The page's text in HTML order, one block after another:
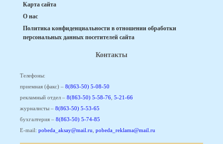
Карта сайта
О нас
Политика конфиденциальности в отношении обработки
персональных данных посетителей сайта
Контакты
Телефоны:
приемная (факс) – 8(863-50) 5-08-50
рекламный отдел – 8(863-50) 5-58-76, 5-21-66
журналисты – 8(863-50) 5-53-65
бухгалтерия – 8(863-50) 5-74-85
E-mail: pobeda_aksay@mail.ru, pobeda_reklama@mail.ru